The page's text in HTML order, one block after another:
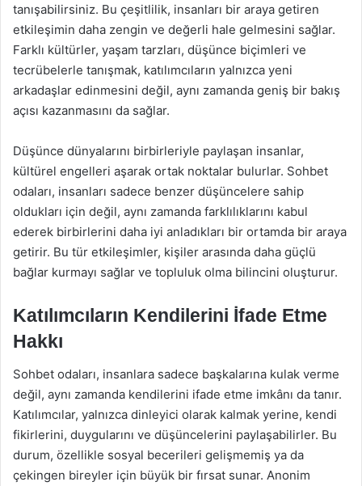
tanışabilirsiniz. Bu çeşitlilik, insanları bir araya getiren
etkileşimin daha zengin ve değerli hale gelmesini sağlar.
Farklı kültürler, yaşam tarzları, düşünce biçimleri ve
tecrübelerle tanışmak, katılımcıların yalnızca yeni
arkadaşlar edinmesini değil, aynı zamanda geniş bir bakış
açısı kazanmasını da sağlar.
Düşünce dünyalarını birbirleriyle paylaşan insanlar,
kültürel engelleri aşarak ortak noktalar bulurlar. Sohbet
odaları, insanları sadece benzer düşüncelere sahip
oldukları için değil, aynı zamanda farklılıklarını kabul
ederek birbirlerini daha iyi anladıkları bir ortamda bir araya
getirir. Bu tür etkileşimler, kişiler arasında daha güçlü
bağlar kurmayı sağlar ve topluluk olma bilincini oluşturur.
Katılımcıların Kendilerini İfade Etme
Hakkı
Sohbet odaları, insanlara sadece başkalarına kulak verme
değil, aynı zamanda kendilerini ifade etme imkânı da tanır.
Katılımcılar, yalnızca dinleyici olarak kalmak yerine, kendi
fikirlerini, duygularını ve düşüncelerini paylaşabilirler. Bu
durum, özellikle sosyal becerileri gelişmemiş ya da
çekingen bireyler için büyük bir fırsat sunar. Anonim